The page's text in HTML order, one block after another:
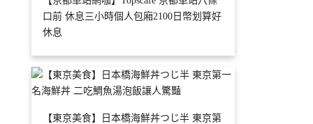
口前 休息三小時個人包廂2100日幣划算好
休息
【東京美食】日本橋海鮮丼つじ半 東京第